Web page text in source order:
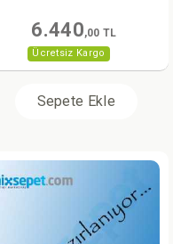
Ücretsiz Kargo
6.440,00 TL
Sepete Ekle